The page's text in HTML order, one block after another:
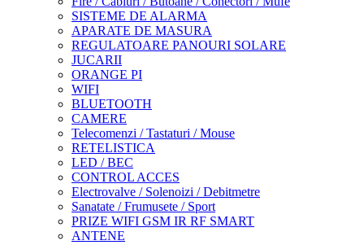
SISTEME DE ALARMA
APARATE DE MASURA
REGULATOARE PANOURI SOLARE
JUCARII
ORANGE PI
WIFI
BLUETOOTH
CAMERE
Telecomenzi / Tastaturi / Mouse
RETELISTICA
LED / BEC
CONTROL ACCES
Electrovalve / Solenoizi / Debitmetre
Sanatate / Frumusete / Sport
PRIZE WIFI GSM IR RF SMART
ANTENE